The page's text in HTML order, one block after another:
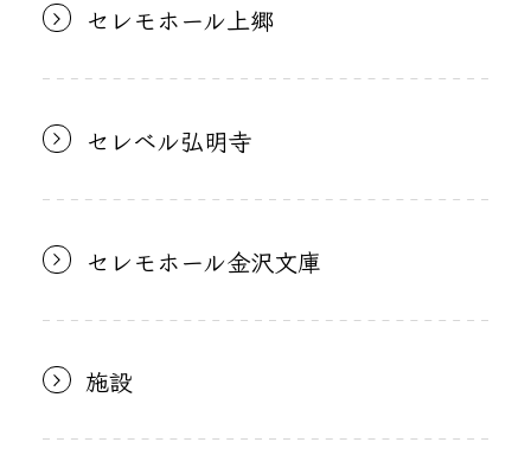
セレモホール上郷
セレベル弘明寺
セレモホール金沢文庫
施設